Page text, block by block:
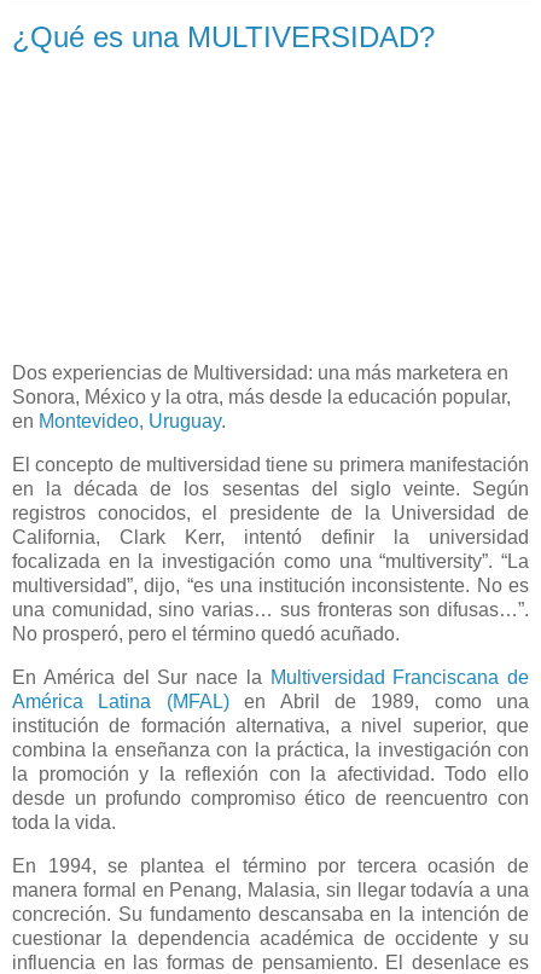
¿Qué es una MULTIVERSIDAD?
Dos experiencias de Multiversidad: una más marketera en
Sonora, México y la otra, más desde la educación popular,
en Montevideo, Uruguay.
El concepto de multiversidad tiene su primera manifestación
en la década de los sesentas del siglo veinte. Según
registros conocidos, el presidente de la Universidad de
California, Clark Kerr, intentó definir la universidad
focalizada en la investigación como una “multiversity”. “La
multiversidad”, dijo, “es una institución inconsistente. No es
una comunidad, sino varias… sus fronteras son difusas…”.
No prosperó, pero el término quedó acuñado.
En América del Sur nace la Multiversidad Franciscana de
América Latina (MFAL)en Abril de 1989, como una
institución de formación alternativa, a nivel superior, que
combina la enseñanza con la práctica, la investigación con
la promoción y la reflexión con la afectividad. Todo ello
desde un profundo compromiso ético de reencuentro con
toda la vida.
En 1994, se plantea el término por tercera ocasión de
manera formal en Penang, Malasia, sin llegar todavía a una
concreción. Su fundamento descansaba en la intención de
cuestionar la dependencia académica de occidente y su
influencia en las formas de pensamiento. El desenlace es